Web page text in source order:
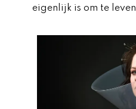
eigenlijk is om te leven